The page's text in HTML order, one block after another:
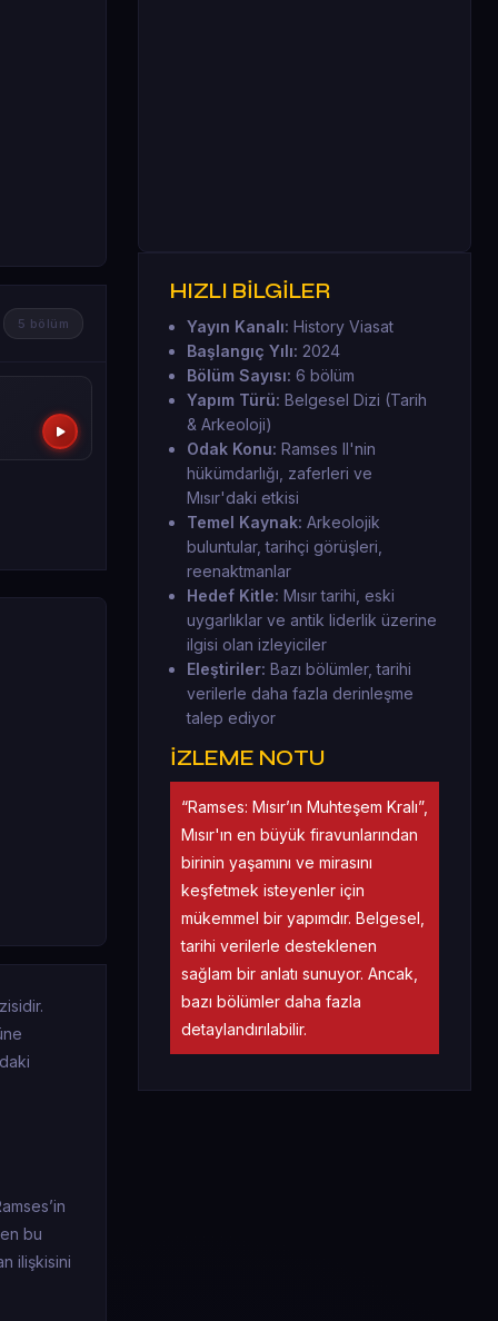
5 bölüm
bu
ilişkisini
HIZLI BİLGİLER
Yayın Kanalı: History Viasat
Başlangıç Yılı: 2024
Bölüm Sayısı: 6 bölüm
Yapım Türü: Belgesel Dizi (Tarih
& Arkeoloji)
Odak Konu: Ramses II'nin
hükümdarlığı, zaferleri ve
Mısır'daki etkisi
Temel Kaynak: Arkeolojik
buluntular, tarihçi görüşleri,
reenaktmanlar
Hedef Kitle: Mısır tarihi, eski
uygarlıklar ve antik liderlik üzerine
ilgisi olan izleyiciler
Eleştiriler: Bazı bölümler, tarihi
verilerle daha fazla derinleşme
talep ediyor
İZLEME NOTU
“Ramses: Mısır’ın Muhteşem Kralı”,
Mısır'ın en büyük firavunlarından
birinin yaşamını ve mirasını
keşfetmek isteyenler için
mükemmel bir yapımdır. Belgesel,
tarihi verilerle desteklenen
sağlam bir anlatı sunuyor. Ancak,
bazı bölümler daha fazla
detaylandırılabilir.